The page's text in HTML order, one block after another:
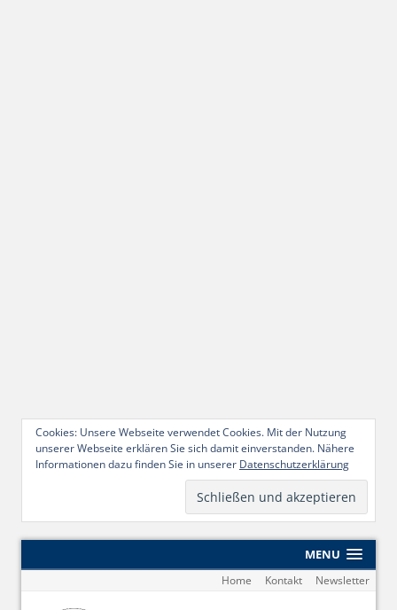
Cookies: Unsere Webseite verwendet Cookies. Mit der Nutzung
unserer Webseite erklären Sie sich damit einverstanden. Nähere
Informationen dazu finden Sie in unserer Datenschutzerklärung
MENU
Home Kontakt Newsletter